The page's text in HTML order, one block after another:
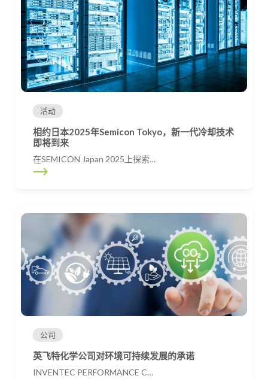
活动
相约日本2025年Semicon Tokyo，新一代冷却技术
即将到来
在SEMICON Japan 2025上探索…
公司
英飞特化学公司对环境可持续发展的承诺
INVENTEC PERFORMANCE C…